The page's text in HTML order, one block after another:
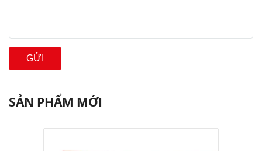
GỬI
SẢN PHẨM MỚI